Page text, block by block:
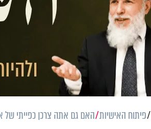
פיתוח האישיות האם גם אתה צרכן כפייתי של